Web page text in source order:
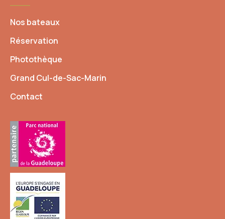
Nos bateaux
Réservation
Photothèque
Grand Cul-de-Sac-Marin
Contact